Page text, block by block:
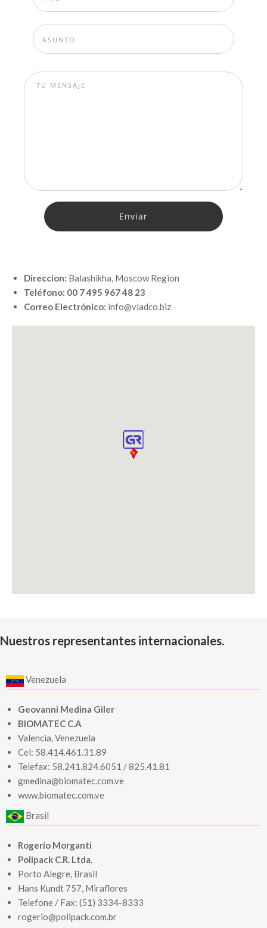
Direccion: Balashikha, Moscow Region
Teléfono: 00 7 495 967 48 23
Correo Electrónico: info@vladco.biz
Nuestros representantes internacionales.
Venezuela
Geovanni Medina Giler
BIOMATEC C.A
Valencia, Venezuela
Cel: 58.414.461.31.89
Telefax: 58.241.824.6051 / 825.41.81
gmedina@biomatec.com.ve
www.biomatec.com.ve
Brasil
Rogerio Morganti
Polipack C.R. Ltda.
Porto Alegre, Brasil
Hans Kundt 757, Miraflores
Telefone / Fax: (51) 3334-8333
rogerio@polipack.com.br